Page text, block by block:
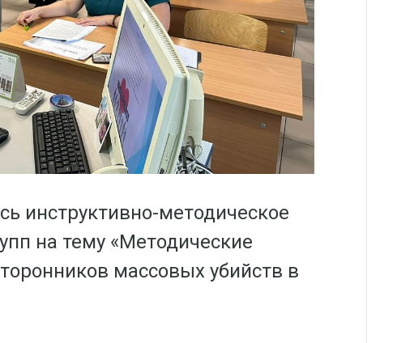
инструктивно-методическое
на тему «Методические
массовых убийств в